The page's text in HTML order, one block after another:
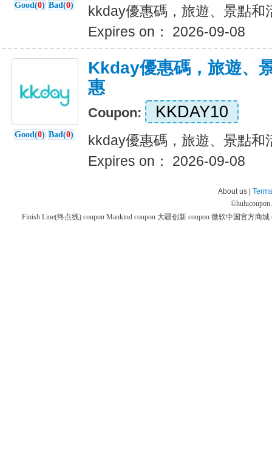
Good(0) Bad(0)
kkday優惠碼，旅遊、景點和
Expires on： 2026-09-08
Good(0) Bad(0)
Kkday優惠碼，旅遊、
惠
Coupon: KKDAY10
kkday優惠碼，旅遊、景點和
Expires on： 2026-09-08
About us |
©
Finish Line(终点线) coupon Mankind coupon 大疆创新 coupon 微软中国官方商城